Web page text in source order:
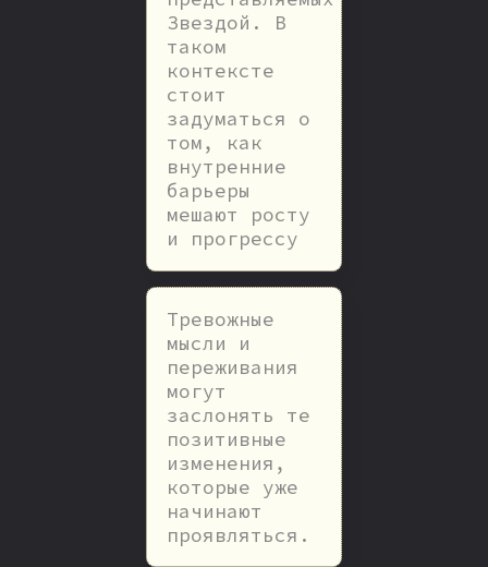
Звездой. В
таком
контексте
стоит
задуматься о
том, как
внутренние
барьеры
мешают росту
и прогрессу
Тревожные
мысли и
переживания
могут
заслонять те
позитивные
изменения,
которые уже
начинают
проявляться.